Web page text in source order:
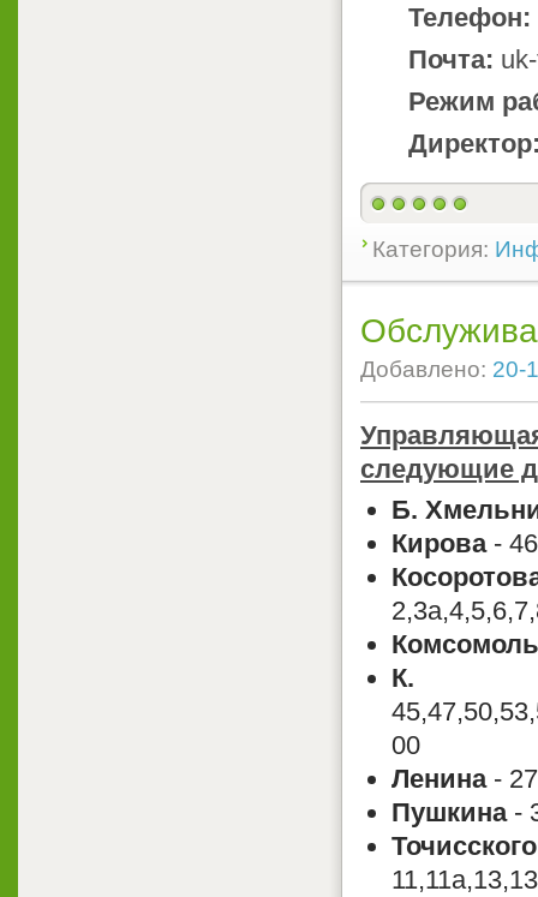
Телефон:
Почта:
Режим
Категория:
Добавлено: 20-
следующие
Б.
Кирова-
К.
00
Ленина-
Пушкина-
Точисского